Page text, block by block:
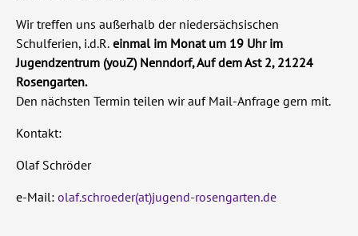
Wir treffen uns außerhalb der niedersächsischen
Schulferien, i.d.R. einmal im Monat um 19 Uhr im
Jugendzentrum (youZ) Nenndorf, Auf dem Ast 2, 21224
Rosengarten.
Den nächsten Termin teilen wir auf Mail-Anfrage gern mit.
Kontakt:
Olaf Schröder
e-Mail: olaf.schroeder(at)jugend-rosengarten.de